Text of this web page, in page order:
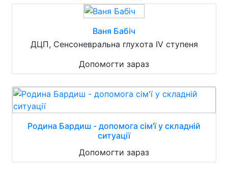
Ваня Бабіч
ДЦП, Сенсоневральна глухота IV ступеня
Допомогти зараз
Родина Бардиш - допомога сім'ї у складній
ситуації
Допомогти зараз